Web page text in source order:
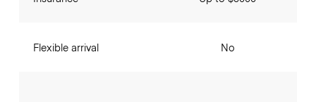
Flexible arrival No